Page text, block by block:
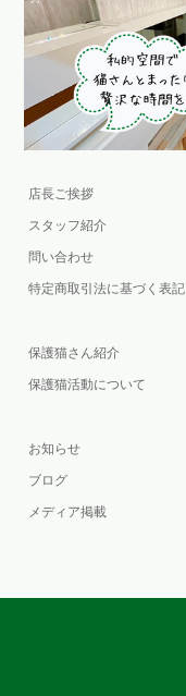
店長ご挨拶
スタッフ紹介
問い合わせ
特定商取引法に基づく表記
保護猫さん紹介
保護猫活動について
お知らせ
ブログ
メディア掲載